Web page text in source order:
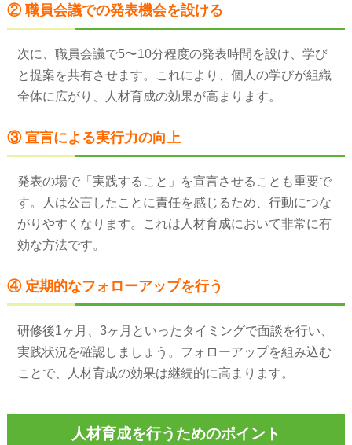
② 職員会議での発表機会を設ける
次に、職員会議で5〜10分程度の発表時間を設け、学び
と提案を共有させます。これにより、個人の学びが組織
全体に広がり、人材育成の効果が高まります。
③ 宣言による実行力の向上
発表の場で「実践すること」を宣言させることも重要で
す。人は公言したことに責任を感じるため、行動につな
がりやすくなります。これは人材育成において非常に有
効な方法です。
④ 定期的なフォローアップを行う
研修後1ヶ月、3ヶ月といったタイミングで面談を行い、
実践状況を確認しましょう。フォローアップを組み込む
ことで、人材育成の効果は継続的に高まります。
人材育成を行うためのポイント